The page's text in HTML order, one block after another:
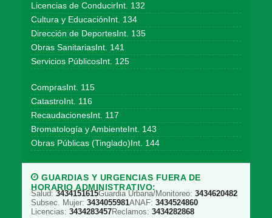
Licencias de ConducirInt. 132
Cultura y EducaciónInt. 134
Dirección de DeportesInt. 135
Obras SanitariasInt. 141
Servicios PúblicosInt. 125
ComprasInt. 115
CatastroInt. 116
RecaudacionesInt. 117
Bromatología y AmbienteInt. 143
Obras Públicas (Tinglado)Int. 144
GUARDIAS Y URGENCIAS FUERA DE
HORARIO ADMINISTRATIVO:
Salud: 3434151615Guardia Urbana/Monitoreo: 3434620482
Subsec. Mujer: 3434055981ANAF: 3434524860
Licencias: 3434283457Reclamos: 3434282868